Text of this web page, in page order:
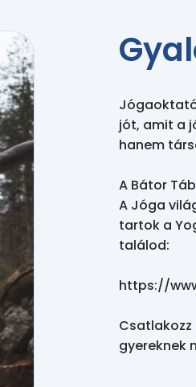
jót, amit a
hanem
A Bátor
A Jóga
tartok a
találod:
https://
gyereknek